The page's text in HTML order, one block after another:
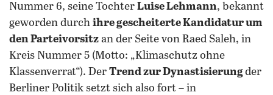
Nummer 6, seine Tochter Luise Lehmann, bekannt
geworden durch ihre gescheiterte Kandidatur um
den Parteivorsitz an der Seite von Raed Saleh, in
Kreis Nummer 5 (Motto: „Klimaschutz ohne
Klassenverrat“). Der Trend zur Dynastisierungder
Berliner Politik setzt sich also fort – in